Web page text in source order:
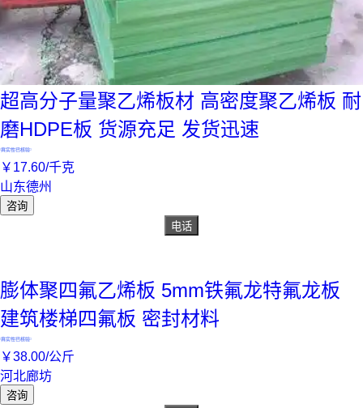
超高分子量聚乙烯板材 高密度聚乙烯板 耐
磨HDPE板 货源充足 发货迅速
真实性已核验
￥ 17.60/千克
山东德州
咨询
电话
膨体聚四氟乙烯板 5mm铁氟龙特氟龙板
建筑楼梯四氟板 密封材料
真实性已核验
￥38.00/公斤
河北廊坊
咨询